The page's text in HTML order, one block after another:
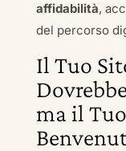
affidabilità,
del percorso
Il Tuo
ma il